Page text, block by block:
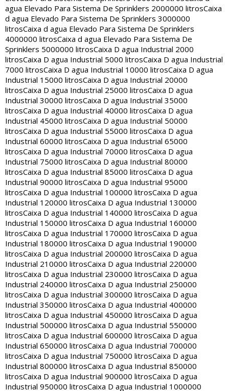
agua Elevado Para Sistema De Sprinklers 2000000 litrosCaixa
d agua Elevado Para Sistema De Sprinklers 3000000
litrosCaixa d agua Elevado Para Sistema De Sprinklers
4000000 litrosCaixa d agua Elevado Para Sistema De
Sprinklers 5000000 litrosCaixa D agua Industrial 2000
litrosCaixa D agua Industrial 5000 litrosCaixa D agua Industrial
7000 litrosCaixa D agua Industrial 10000 litrosCaixa D agua
Industrial 15000 litrosCaixa D agua Industrial 20000
litrosCaixa D agua Industrial 25000 litrosCaixa D agua
Industrial 30000 litrosCaixa D agua Industrial 35000
litrosCaixa D agua Industrial 40000 litrosCaixa D agua
Industrial 45000 litrosCaixa D agua Industrial 50000
litrosCaixa D agua Industrial 55000 litrosCaixa D agua
Industrial 60000 litrosCaixa D agua Industrial 65000
litrosCaixa D agua Industrial 70000 litrosCaixa D agua
Industrial 75000 litrosCaixa D agua Industrial 80000
litrosCaixa D agua Industrial 85000 litrosCaixa D agua
Industrial 90000 litrosCaixa D agua Industrial 95000
litrosCaixa D agua Industrial 100000 litrosCaixa D agua
Industrial 120000 litrosCaixa D agua Industrial 130000
litrosCaixa D agua Industrial 140000 litrosCaixa D agua
Industrial 150000 litrosCaixa D agua Industrial 160000
litrosCaixa D agua Industrial 170000 litrosCaixa D agua
Industrial 180000 litrosCaixa D agua Industrial 190000
litrosCaixa D agua Industrial 200000 litrosCaixa D agua
Industrial 210000 litrosCaixa D agua Industrial 220000
litrosCaixa D agua Industrial 230000 litrosCaixa D agua
Industrial 240000 litrosCaixa D agua Industrial 250000
litrosCaixa D agua Industrial 300000 litrosCaixa D agua
Industrial 350000 litrosCaixa D agua Industrial 400000
litrosCaixa D agua Industrial 450000 litrosCaixa D agua
Industrial 500000 litrosCaixa D agua Industrial 550000
litrosCaixa D agua Industrial 600000 litrosCaixa D agua
Industrial 650000 litrosCaixa D agua Industrial 700000
litrosCaixa D agua Industrial 750000 litrosCaixa D agua
Industrial 800000 litrosCaixa D agua Industrial 850000
litrosCaixa D agua Industrial 900000 litrosCaixa D agua
Industrial 950000 litrosCaixa D agua Industrial 1000000